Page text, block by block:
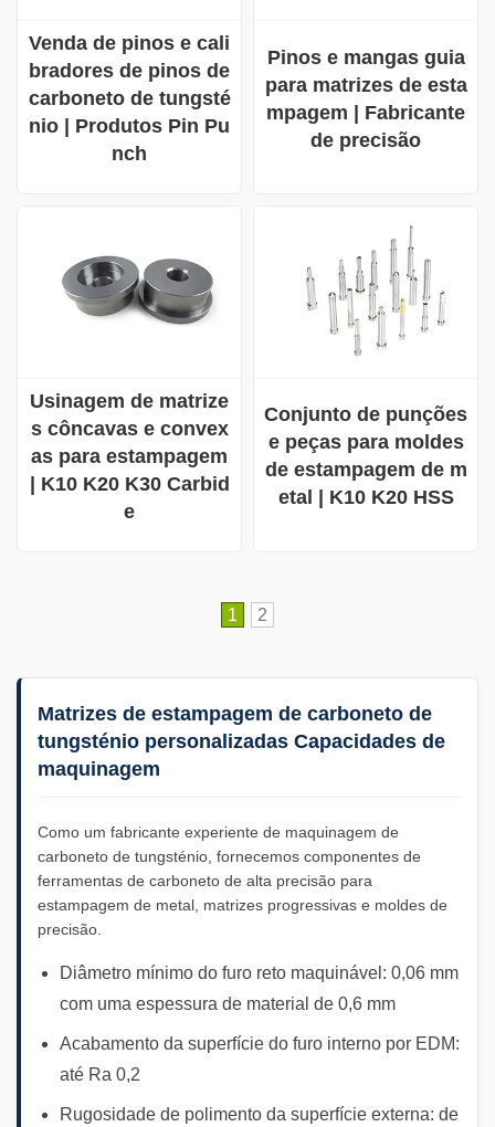
Venda de pinos e cali
bradores de pinos de
carboneto de tungsté
nio | Produtos Pin Pu
nch
Pinos e mangas guia
para matrizes de esta
mpagem | Fabricante
de precisão
Usinagem de matrize
s côncavas e convex
as para estampagem
| K10 K20 K30 Carbid
e
Conjunto de punções
e peças para moldes
de estampagem de m
etal | K10 K20 HSS
1 2
Matrizes de estampagem de carboneto de
tungsténio personalizadas Capacidades de
maquinagem
Como um fabricante experiente de maquinagem de
carboneto de tungsténio, fornecemos componentes de
ferramentas de carboneto de alta precisão para
estampagem de metal, matrizes progressivas e moldes de
precisão.
Diâmetro mínimo do furo reto maquinável: 0,06 mm
com uma espessura de material de 0,6 mm
Acabamento da superfície do furo interno por EDM:
até Ra 0,2
Rugosidade de polimento da superfície externa: de